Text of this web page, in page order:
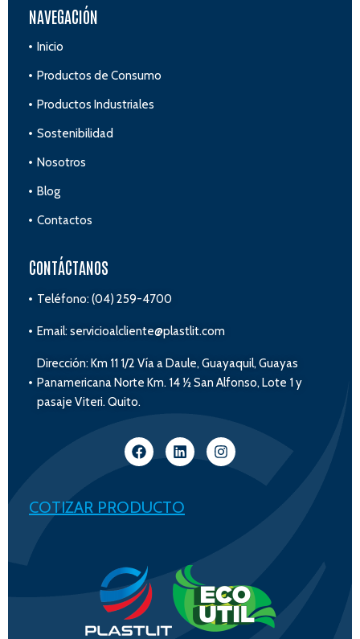
NAVEGACIÓN
Inicio
Productos de Consumo
Productos Industriales
Sostenibilidad
Nosotros
Blog
Contactos
CONTÁCTANOS
Teléfono: (04) 259-4700
Email: servicioalcliente@plastlit.com
Dirección: Km 11 1/2 Vía a Daule, Guayaquil, Guayas
Panamericana Norte Km. 14 ½ San Alfonso, Lote 1 y
pasaje Viteri. Quito.
COTIZAR PRODUCTO